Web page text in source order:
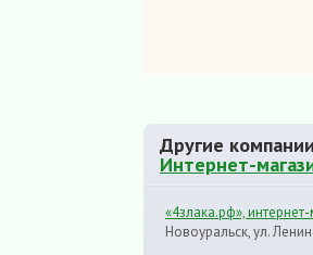
Другие
Интернет-
«4злака.рф»,
Новоуральск, ул.